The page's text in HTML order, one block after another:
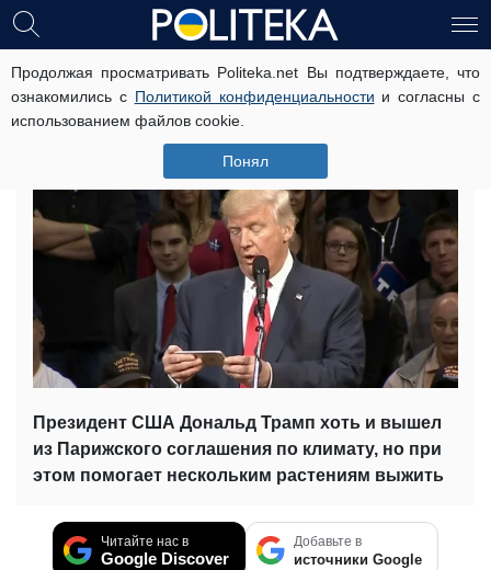
Продолжая просматривать Politeka.net Вы подтверждаете, что
ознакомились с Политикой конфиденциальности и согласны с
использованием файлов cookie.
Понял
Твитомания Трампа питает
оранжерею с лавандой (видео)
Президент США Дональд Трамп хоть и вышел
из Парижского соглашения по климату, но при
этом помогает нескольким растениям выжить
Читайте нас в
Google Discover
Добавьте в
источники Google